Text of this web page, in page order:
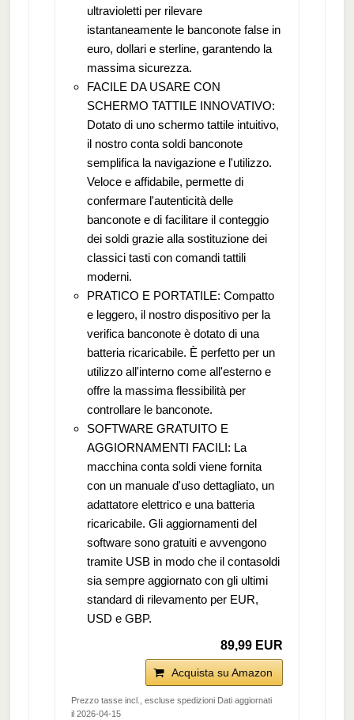
ultravioletti per rilevare
istantaneamente le banconote false in
euro, dollari e sterline, garantendo la
massima sicurezza.
FACILE DA USARE CON
SCHERMO TATTILE INNOVATIVO:
Dotato di uno schermo tattile intuitivo,
il nostro conta soldi banconote
semplifica la navigazione e l'utilizzo.
Veloce e affidabile, permette di
confermare l'autenticità delle
banconote e di facilitare il conteggio
dei soldi grazie alla sostituzione dei
classici tasti con comandi tattili
moderni.
PRATICO E PORTATILE: Compatto
e leggero, il nostro dispositivo per la
verifica banconote è dotato di una
batteria ricaricabile. È perfetto per un
utilizzo all'interno come all'esterno e
offre la massima flessibilità per
controllare le banconote.
SOFTWARE GRATUITO E
AGGIORNAMENTI FACILI: La
macchina conta soldi viene fornita
con un manuale d'uso dettagliato, un
adattatore elettrico e una batteria
ricaricabile. Gli aggiornamenti del
software sono gratuiti e avvengono
tramite USB in modo che il contasoldi
sia sempre aggiornato con gli ultimi
standard di rilevamento per EUR,
USD e GBP.
89,99 EUR
Acquista su Amazon
Prezzo tasse incl., escluse spedizioni Dati aggiornati
il 2026-04-15